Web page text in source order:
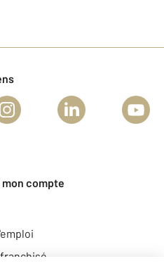
mon compte